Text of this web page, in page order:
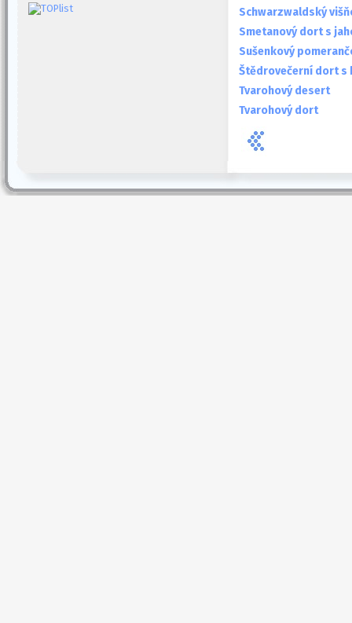
Schwarzwaldský
Smetanový dort s
Sušenkový
Štědrovečerní dort s
Tvarohový desert
Tvarohový dort